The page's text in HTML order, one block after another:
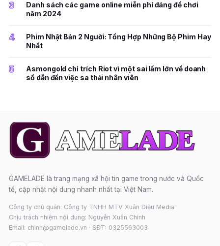
3
Danh sách các game online miễn phí đáng để chơi
năm 2024
4
Phim Nhật Bản 2 Người: Tổng Hợp Những Bộ Phim Hay
Nhất
5
Asmongold chỉ trích Riot vì một sai lầm lớn về doanh
số dẫn đến việc sa thải nhân viên
GAMELADE là trang mạng xã hội tin game trong nước và Quốc
tế, cập nhật nội dung nhanh nhất tại Việt Nam.
Công ty chủ quản: Công ty TNHH MTV Xuân Diệu Media
Chịu trách nhiệm nội dung: Nguyễn Xuân Chính
Email: chinh@gamelade.vn · SĐT: 0325563003